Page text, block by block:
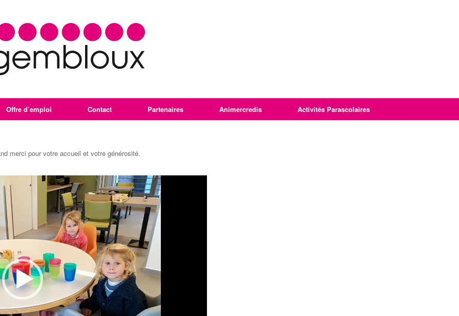
Offre d’emploi Contact Partenaires Animercredis Activités Parascolaires
merci pour votre accueil et votre générosité.